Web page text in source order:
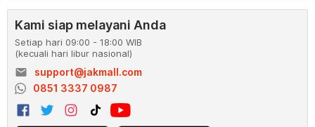
Kami siap melayani Anda
Setiap hari 09:00 - 18:00 WIB
(kecuali hari libur nasional)
email
support@jakmall.com
0851 3337 0987